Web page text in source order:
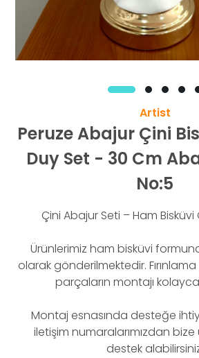
Artist
Peruze Abajur Çini
Duy Set - 30 Cm
No:5
Çini Abajur Seti – Ham
Ürünlerimiz ham bisküvi
olarak gönderilmektedir.
parçaların montajı
Montaj esnasında desteğe
iletişim numaralarımızdan
destek